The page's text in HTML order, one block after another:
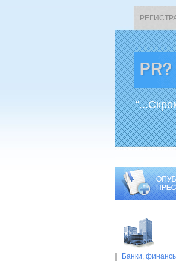
Банки,